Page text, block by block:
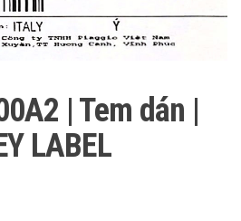
| Tem dán |
LABEL